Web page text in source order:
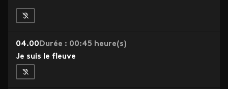
04.00 Durée : 00:45 heure(s)
Je suis le fleuve